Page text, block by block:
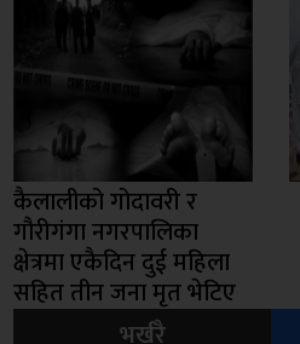
कैलालीको गोदावरी र
गौरीगंगा नगरपालिका
क्षेत्रमा एकैदिन दुई महिला
सहित तीन जना मृत भेटिए
भर्खरै